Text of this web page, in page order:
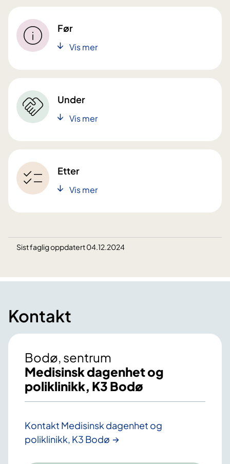
Før
Vis mer
Under
Vis mer
Etter
Vis mer
Sist faglig oppdatert 04.12.2024
Kontakt
Bodø, sentrum
Medisinsk dagenhet og
poliklinikk, K3 Bodø
Kontakt Medisinsk dagenhet og
poliklinikk, K3 Bodø